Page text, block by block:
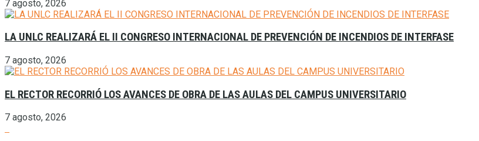
7 agosto, 2026
LA UNLC REALIZARÁ EL II CONGRESO INTERNACIONAL DE PREVENCIÓN DE INCENDIOS DE INTERFASE
7 agosto, 2026
EL RECTOR RECORRIÓ LOS AVANCES DE OBRA DE LAS AULAS DEL CAMPUS UNIVERSITARIO
7 agosto, 2026